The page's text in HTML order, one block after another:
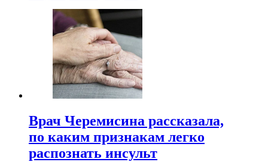
Врач Черемисина рассказала,
по каким признакам легко
распознать инсульт